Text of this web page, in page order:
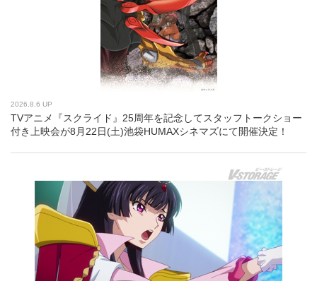
2026.8.6 UP
TVアニメ『スクライド』25周年を記念してスタッフトークショー
付き上映会が8月22日(土)池袋HUMAXシネマズにて開催決定！